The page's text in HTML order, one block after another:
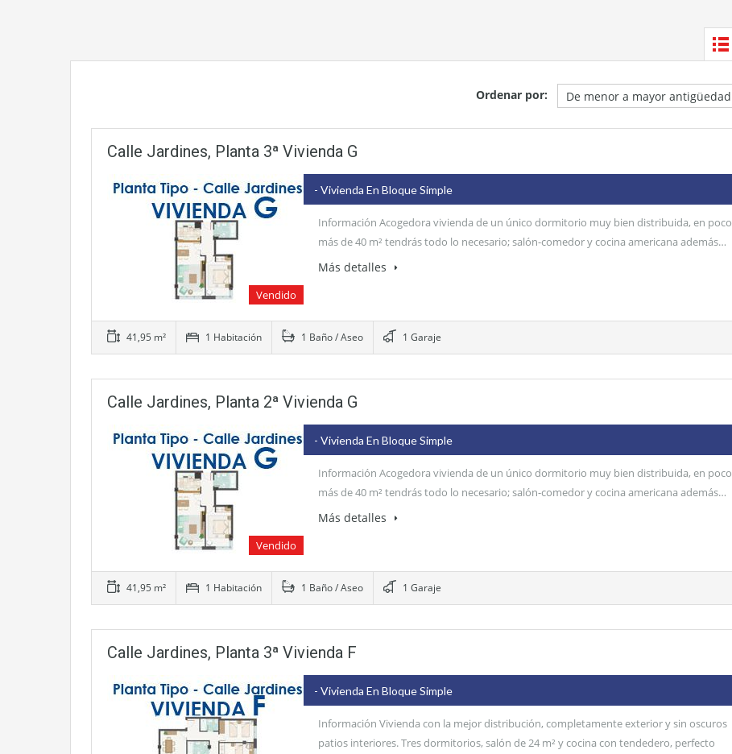
Ordenar por:
Calle Jardines, Planta 3ª Vivienda G
Vendido
- Vivienda En Bloque Simple
Información Acogedora vivienda de un único dormitorio muy bien distribuida, en poco
más de 40 m² tendrás todo lo necesario; salón-comedor y cocina americana además…
Más detalles
41,95 m² 1 Habitación 1 Baño / Aseo 1 Garaje
Calle Jardines, Planta 2ª Vivienda G
Vendido
- Vivienda En Bloque Simple
Información Acogedora vivienda de un único dormitorio muy bien distribuida, en poco
más de 40 m² tendrás todo lo necesario; salón-comedor y cocina americana además…
Más detalles
41,95 m² 1 Habitación 1 Baño / Aseo 1 Garaje
Calle Jardines, Planta 3ª Vivienda F
- Vivienda En Bloque Simple
Información Vivienda con la mejor distribución, completamente exterior y sin oscuros
patios interiores. Tres dormitorios, salón de 24 m² y cocina con tendedero, perfecto
Necesarias
cookies no
son
opcionales.
para que
web.
funcionalidad
se usa la web.
funcione lo
mejor posible
funcionalidades
de la web.